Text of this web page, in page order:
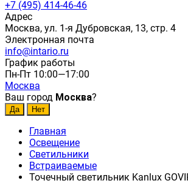
+7 (495) 414-46-46
Адрес
Москва, ул. 1-я Дубровская, 13, стр. 4
Электронная почта
info@intario.ru
График работы
Пн-Пт 10:00—17:00
Москва
Ваш город Москва?
Главная
Освещение
Светильники
Встраиваемые
Точечный светильник Kanlux